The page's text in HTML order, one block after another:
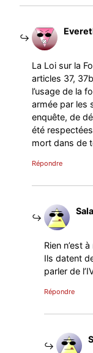
La Loi sur la
articles 37,
l’usage de la
armée par les
enquête, de
été
mort dans de
Répondre
Rien n’est
Ils datent
parler de
Répondre